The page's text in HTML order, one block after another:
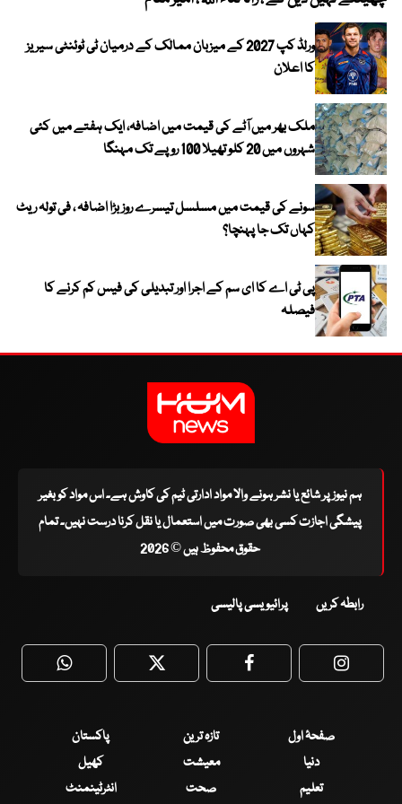
ورلڈ کپ 2027 کے میزبان ممالک کے درمیان ٹی ٹوئنٹی سیریز
کا اعلان
ملک بھر میں آٹے کی قیمت میں اضافہ، ایک ہفتے میں کئی
شہروں میں 20 کلو تھیلا 100 روپے تک مہنگا
سونے کی قیمت میں مسلسل تیسرے روز بڑا اضافہ ، فی تولہ ریٹ
کہاں تک جا پہنچا؟
پی ٹی اے کا ای سم کے اجرا اور تبدیلی کی فیس کم کرنے کا
فیصلہ
ہم نیوز پر شائع یا نشر ہونے والا مواد ادارتی ٹیم کی کاوش ہے۔ اس مواد کو بغیر
پیشگی اجازت کسی بھی صورت میں استعمال یا نقل کرنا درست نہیں۔ تمام
حقوق محفوظ ہیں © 2026
رابطہ کریں پرائیویسی پالیسی
WhatsApp Twitter Facebook
صفحۂ اول تازہ ترین
پاکستان
دنیا
معیشت
کھیل
تعلیم
صحت انٹرٹینمنٹ